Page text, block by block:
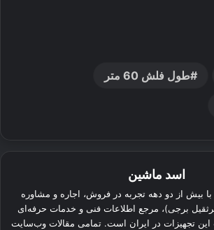
طول فلش 60 متر
اسد ماشین
بیش از دو دهه تجربه در فروش، اجاره و مشاوره
برجی)، مرجع اطلاعات فنی و خدمات حرفه‌ای
این تجهیزات در ایران است. تمامی مقالات وب‌سایت